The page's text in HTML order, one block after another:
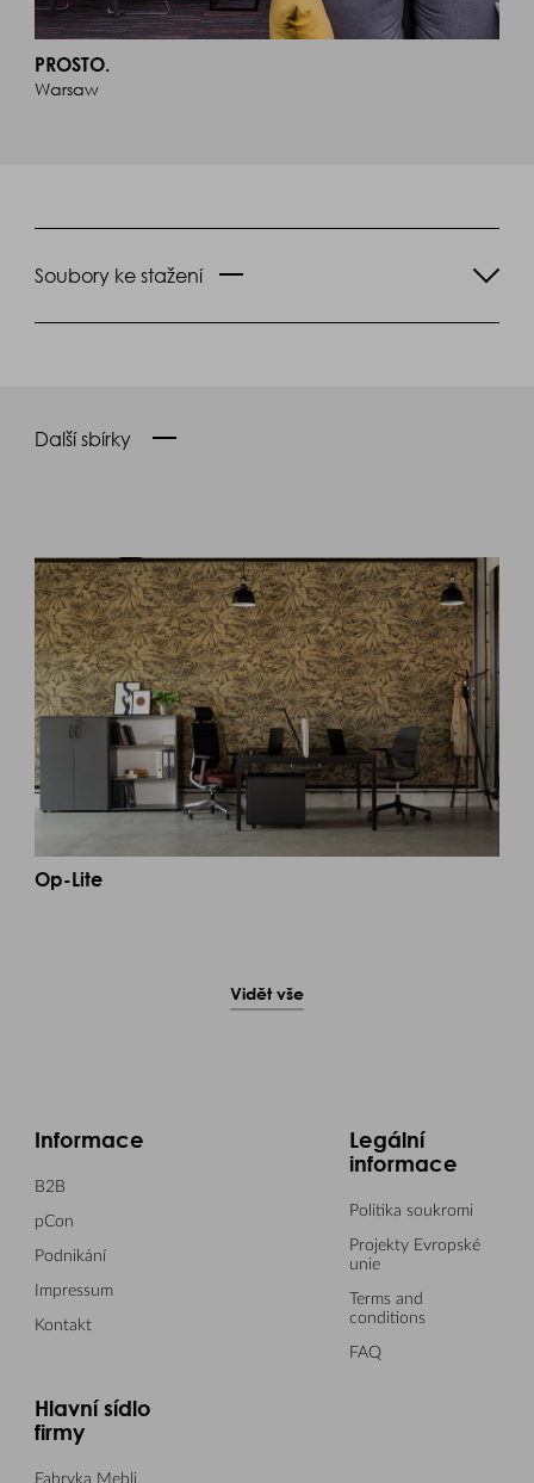
PROSTO.
Warsaw
Soubory ke stažení
Další sbírky
Op-Lite
Vidět vše
Informace
B2B
pCon
Podnikání
Impressum
Kontakt
Legální
informace
Politika soukromi
Projekty Evropské
unie
Terms and
conditions
FAQ
Hlavní sídlo
firmy